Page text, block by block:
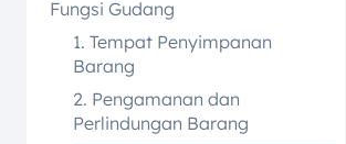
Fungsi Gudang
1. Tempat Penyimpanan
Barang
2. Pengamanan dan
Perlindungan Barang